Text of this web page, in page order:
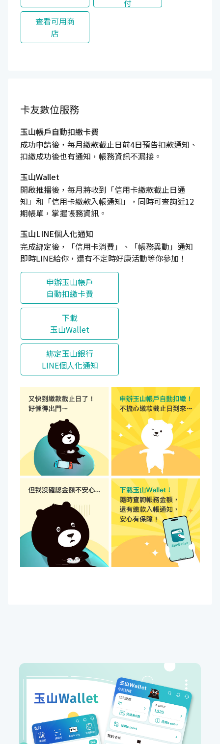
付
查看可用商
店
卡友數位服務
玉山帳戶自動扣繳卡費
成功申請後，每月繳款截止日前4日預告扣款通知、
扣繳成功後也有通知，帳務資訊不漏接。
玉山Wallet
開啟推播後，每月將收到「信用卡繳款截止日通
知」和「信用卡繳款入帳通知」，同時可查詢近12
期帳單，掌握帳務資訊。
玉山LINE個人化通知
完成綁定後，「信用卡消費」、「帳務異動」通知
即時LINE給你，還有不定時好康活動等你參加！
申辦玉山帳戶
自動扣繳卡費
下載
玉山Wallet
綁定玉山銀行
LINE個人化通知